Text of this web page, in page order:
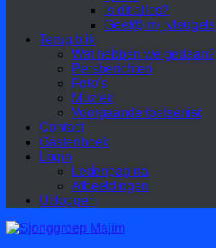
Is dit alles?
Geef(t) mij vleugels
Terug blik
Wat hebben we gedaan?
Persberichten
Foto’s
Muziek
Voorgaande toetsenist
Contact
Gastenboek
Login
Ledenpagina
Afbeeldingen
Uitloggen